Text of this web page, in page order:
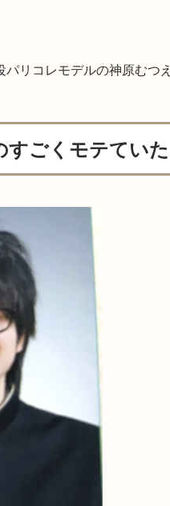
リコレモデルの神原むつえ
すごくモテていた